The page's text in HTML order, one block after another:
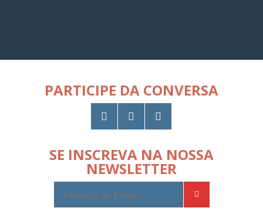
PARTICIPE DA CONVERSA
SE INSCREVA NA NOSSA
NEWSLETTER